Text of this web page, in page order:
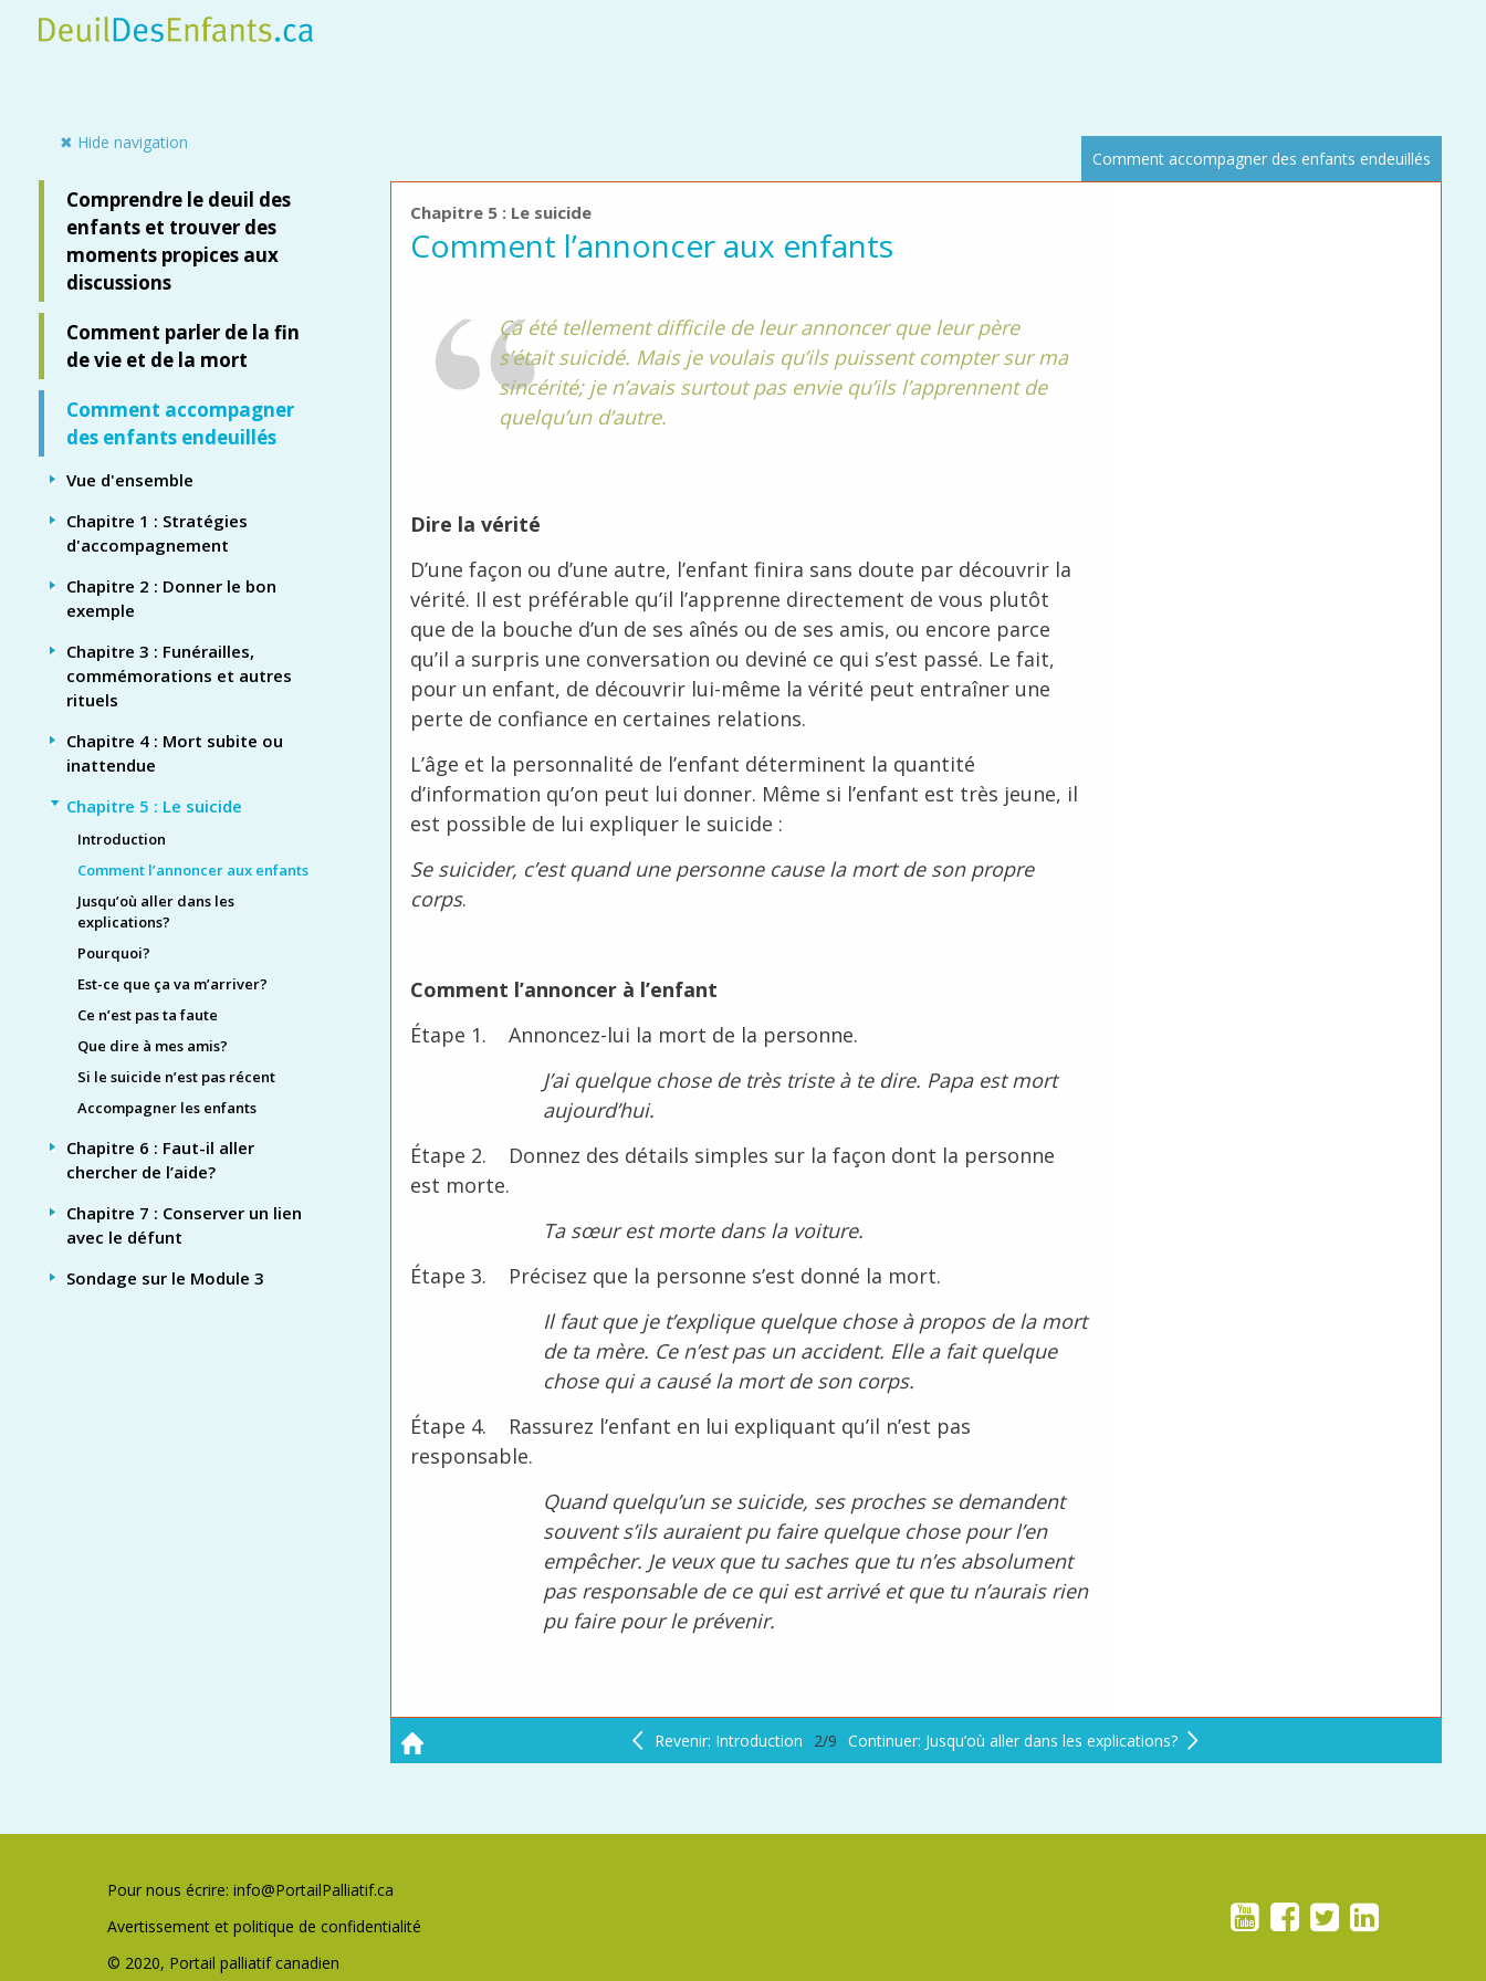
✖ Hide navigation
Comprendre le deuil des
enfants et trouver des
moments propices aux
discussions
Comment parler de la fin
de vie et de la mort
Comment accompagner
des enfants endeuillés
Vue d'ensemble
Chapitre 1 : Stratégies
d'accompagnement
Chapitre 2 : Donner le bon
exemple
Chapitre 3 : Funérailles,
commémorations et autres
rituels
Chapitre 4 : Mort subite ou
inattendue
Chapitre 5 : Le suicide
Introduction
Comment l’annoncer aux enfants
Jusqu’où aller dans les
explications?
Pourquoi?
Est-ce que ça va m’arriver?
Ce n’est pas ta faute
Que dire à mes amis?
Si le suicide n’est pas récent
Accompagner les enfants
Chapitre 6 : Faut-il aller
chercher de l’aide?
Chapitre 7 : Conserver un lien
avec le défunt
Sondage sur le Module 3
Comment accompagner des enfants endeuillés
Chapitre 5 : Le suicide
Comment l’annoncer aux enfants
Ça été tellement difficile de leur annoncer que leur père
s’était suicidé. Mais je voulais qu’ils puissent compter sur ma
sincérité; je n’avais surtout pas envie qu’ils l’apprennent de
quelqu’un d’autre.
Dire la vérité
D’une façon ou d’une autre, l’enfant finira sans doute par découvrir la
vérité. Il est préférable qu’il l’apprenne directement de vous plutôt
que de la bouche d’un de ses aînés ou de ses amis, ou encore parce
qu’il a surpris une conversation ou deviné ce qui s’est passé. Le fait,
pour un enfant, de découvrir lui-même la vérité peut entraîner une
perte de confiance en certaines relations.
L’âge et la personnalité de l’enfant déterminent la quantité
d’information qu’on peut lui donner. Même si l’enfant est très jeune, il
est possible de lui expliquer le suicide :
Se suicider, c’est quand une personne cause la mort de son propre
corps.
Comment l’annoncer à l’enfant
Étape 1. Annoncez-lui la mort de la personne.
J’ai quelque chose de très triste à te dire. Papa est mort
aujourd’hui.
Étape 2. Donnez des détails simples sur la façon dont la personne
est morte.
Ta sœur est morte dans la voiture.
Étape 3. Précisez que la personne s’est donné la mort.
Il faut que je t’explique quelque chose à propos de la mort
de ta mère. Ce n’est pas un accident. Elle a fait quelque
chose qui a causé la mort de son corps.
Étape 4. Rassurez l’enfant en lui expliquant qu’il n’est pas
responsable.
Quand quelqu’un se suicide, ses proches se demandent
souvent s’ils auraient pu faire quelque chose pour l’en
empêcher. Je veux que tu saches que tu n’es absolument
pas responsable de ce qui est arrivé et que tu n’aurais rien
pu faire pour le prévenir.
Revenir: Introduction 2/9 Continuer: Jusqu’où aller dans les explications?
Pour nous écrire: info@PortailPalliatif.ca
Avertissement et politique de confidentialité
© 2020, Portail palliatif canadien